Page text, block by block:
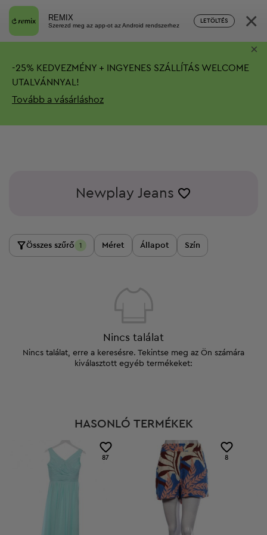
REMIX
Szerezd meg az app-ot az Android rendszerhez
LETÖLTÉS ×
-25% KEDVEZMÉNY + INGYENES SZÁLLÍTÁS WELCOME
UTALVÁNNYAL!
Tovább a vásárláshoz
×
Newplay Jeans
Összes szűrő 1 Méret Állapot Szín
Nincs találat
Nincs találat, erre a keresésre. Tekintse meg az Ön számára
kiválasztott egyéb termékeket:
HASONLÓ TERMÉKEK
87 8